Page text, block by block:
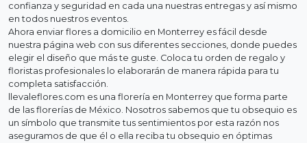
confianza y seguridad en cada una nuestras entregas y así mismo
en todos nuestros eventos.
Ahora enviar flores a domicilio en Monterrey es fácil desde
nuestra página web con sus diferentes secciones, donde puedes
elegir el diseño que más te guste. Coloca tu orden de regalo y
floristas profesionales lo elaborarán de manera rápida para tu
completa satisfacción.
llevaleflores.com es una florería en Monterrey que forma parte
de las florerías de México. Nosotros sabemos que tu obsequio es
un símbolo que transmite tus sentimientos por esta razón nos
aseguramos de que él o ella reciba tu obsequio en óptimas